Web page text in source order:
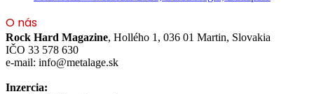
O nás
Rock Hard Magazine, Hollého 1, 036 01 Martin, Slovakia
IČO 33 578 630
e-mail: info@metalage.sk
Inzercia: